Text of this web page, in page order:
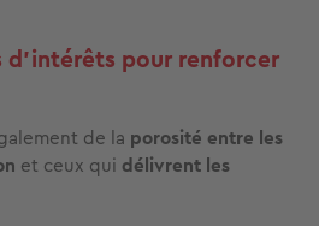
pour renforcer
de la porosité entre les
et ceux qui délivrent les